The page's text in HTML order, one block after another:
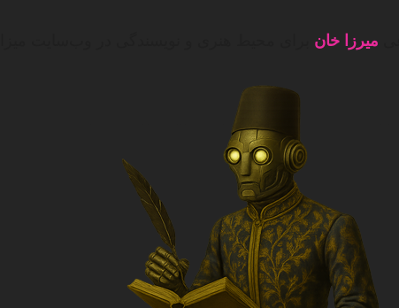
میرزا خان